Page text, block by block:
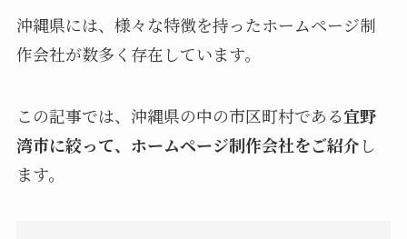
沖縄県には、様々な特徴を持ったホームページ制
作会社が数多く存在しています。
この記事では、沖縄県の中の市区町村である宜野
湾市に絞って、ホームページ制作会社をご紹介し
ます。